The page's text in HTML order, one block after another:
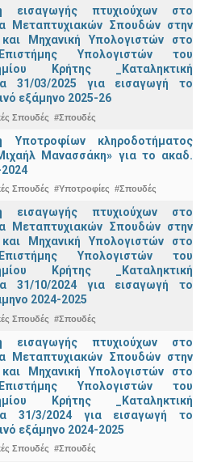
εισαγωγής πτυχιούχων στo
Μεταπτυχιακών Σπουδών στην
και Μηχανική Υπολογιστών στο
Υπολογιστών του
Κρήτης _Καταληκτική
31/03/2025 για εισαγωγή το
εξάμηνο 2025-26
Σπουδές #Σπουδές
Υποτροφίων κληροδοτήματος
Μανασσάκη» για το ακαδ.
Σπουδές #Υποτροφίες #Σπουδές
εισαγωγής πτυχιούχων στo
Μεταπτυχιακών Σπουδών στην
και Μηχανική Υπολογιστών στο
Υπολογιστών του
Κρήτης _Καταληκτική
31/10/2024 για εισαγωγή το
2024-2025
Σπουδές #Σπουδές
εισαγωγής πτυχιούχων στo
Μεταπτυχιακών Σπουδών στην
και Μηχανική Υπολογιστών στο
Υπολογιστών του
Κρήτης _Καταληκτική
31/3/2024 για εισαγωγή το
εξάμηνο 2024-2025
Σπουδές #Σπουδές